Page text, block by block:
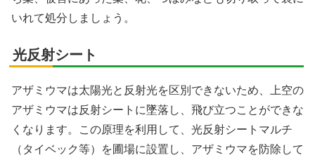
いれて処分しましょう。
光反射シート
アザミウマは太陽光と反射光を区別できないため、上空の
アザミウマは反射シートに墜落し、飛び立つことができな
くなります。この原理を利用して、光反射シートマルチ
（タイベック等）を圃場に設置し、アザミウマを防除して